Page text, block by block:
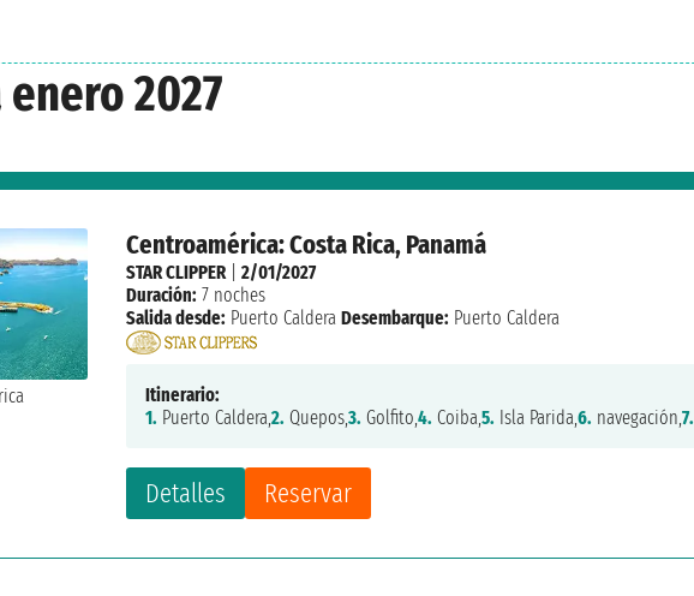
2027
Centroamérica: Costa Rica, Panamá
Detalles Reservar
STAR CLIPPER|2/01/2027
Duración: 7 noches
Salida desde: Puerto Caldera Desembarque: Puerto Caldera
Itinerario:
1. Puerto Caldera,2. Quepos,3. Golfito,4. Coiba,5. Isla Parida,6. navegación,7.